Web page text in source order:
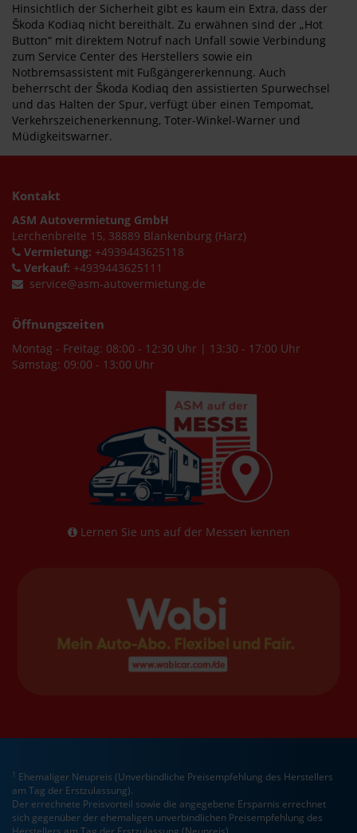
Hinsichtlich der Sicherheit gibt es kaum ein Extra, dass der
Škoda Kodiaq nicht bereithält. Zu erwähnen sind der „Hot
Button“ mit direktem Notruf nach Unfall sowie Verbindung
zum Service Center des Herstellers sowie ein
Notbremsassistent mit Fußgängererkennung. Auch
beherrscht der Škoda Kodiaq den assistierten Spurwechsel
und das Halten der Spur, verfügt über einen Tempomat,
Verkehrszeichenerkennung, Toter-Winkel-Warner und
Müdigkeitswarner.
Kontakt
ASM Autovermietung GmbH
Lerchenbreite 15, 38889 Blankenburg (Harz)
Vermietung: +4939443625118
Verkauf: +4939443625111
service@asm-autovermietung.de
Öffnungszeiten
Montag - Freitag: 08:00 - 12:30 Uhr | 13:30 - 17:00 Uhr
Samstag: 09:00 - 13:00 Uhr
Lernen Sie uns auf der Messen kennen
1 Ehemaliger Neupreis (Unverbindliche Preisempfehlung des Herstellers
am Tag der Erstzulassung).
Der errechnete Preisvorteil sowie die angegebene Ersparnis errechnet
sich gegenüber der ehemaligen unverbindlichen Preisempfehlung des